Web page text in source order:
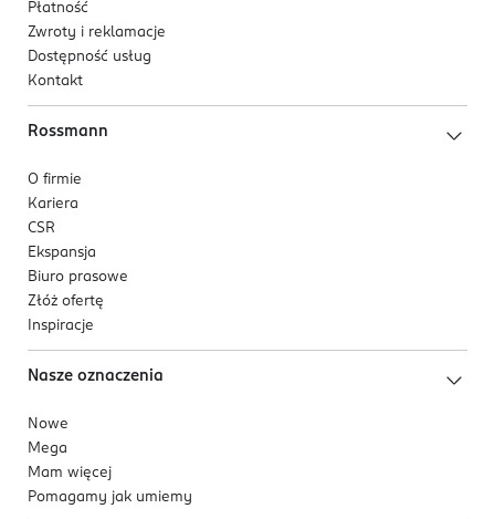
Płatność
Zwroty i reklamacje
Dostępność usług
Kontakt
Rossmann
O firmie
Kariera
CSR
Ekspansja
Biuro prasowe
Złóż ofertę
Inspiracje
Nasze oznaczenia
Nowe
Mega
Mam więcej
Pomagamy jak umiemy